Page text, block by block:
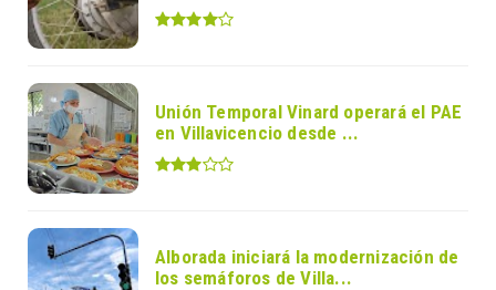
Unión Temporal Vinard operará el PAE
en Villavicencio desde ...
Alborada iniciará la modernización de
los semáforos de Villa...